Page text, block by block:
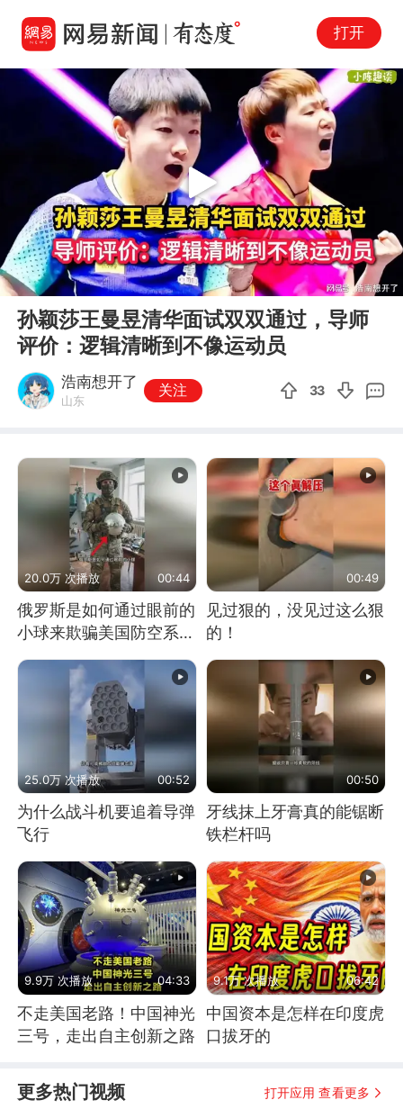
打开
00:00 04:11
Play
孙颖莎王曼昱清华面试双双通过，导师
评价：逻辑清晰到不像运动员
浩南想开了
山东
关注 33
20.0万 次播放 00:44
俄罗斯是如何通过眼前的
小球来欺骗美国防空系统
的
00:49
见过狠的，没见过这么狠
的！
25.0万 次播放 00:52
为什么战斗机要追着导弹
飞行
00:50
牙线抹上牙膏真的能锯断
铁栏杆吗
9.9万 次播放 04:33
不走美国老路！中国神光
三号，走出自主创新之路
9.1万 次播放 06:42
中国资本是怎样在印度虎
口拔牙的
更多热门视频 打开应用 查看更多